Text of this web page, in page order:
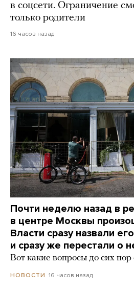
в соцсети. Ограничение
только родители
16 часов назад
Почти неделю назад в
в центре Москвы
Власти сразу назвали
и сразу же перестали о
Вот какие вопросы до сих пор
НОВОСТИ 16 часов назад